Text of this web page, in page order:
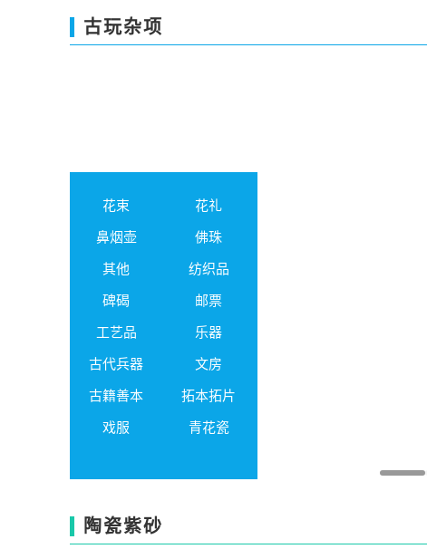
古玩杂项
花束 花礼
鼻烟壶 佛珠
其他 纺织品
碑碣 邮票
工艺品 乐器
古代兵器 文房
古籍善本 拓本拓片
戏服 青花瓷
陶瓷紫砂